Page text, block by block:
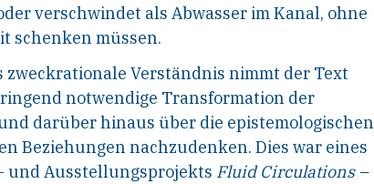
verschwindet als Abwasser im Kanal, ohne
schenken müssen.
Verständnis nimmt der Text
notwendige Transformation der
darüber hinaus über die epistemologischen
Beziehungen nachzudenken. Dies war eines
und Ausstellungsprojekts Fluid Circulations –